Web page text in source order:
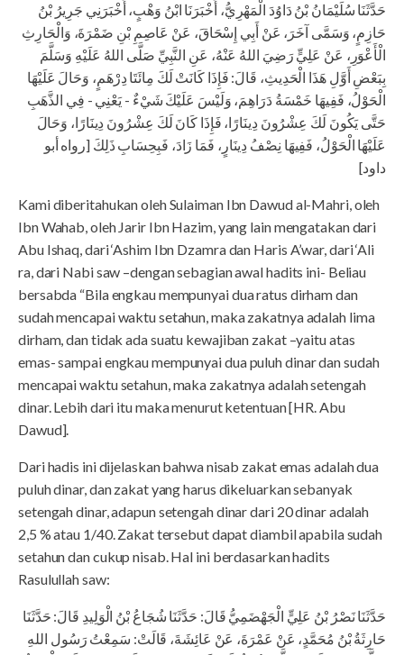
حَدَّثَنَا سُلَيْمَانُ بْنُ دَاوُدَ الْمَهْرِيُّ، أَخْبَرَنَا ابْنُ وَهْبٍ، أَخْبَرَنِي جَرِيرُ بْنُ
حَازِمٍ، وَسَمَّى آخَرَ، عَنْ أَبِي إِسْحَاقَ، عَنْ عَاصِمِ بْنِ ضَمْرَةَ، وَالْحَارِثِ
الْأَعْوَرِ، عَنْ عَلِيٍّ رَضِيَ اللهُ عَنْهُ، عَنِ النَّبِيِّ صَلَّى اللهُ عَلَيْهِ وَسَلَّمَ
بِبَعْضِ أَوَّلِ هَذَا الْحَدِيثِ، قَالَ: فَإِذَا كَانَتْ لَكَ مِائَتَا دِرْهَمٍ، وَحَالَ عَلَيْهَا
الْحَوْلُ، فَفِيهَا خَمْسَةُ دَرَاهِمَ، وَلَيْسَ عَلَيْكَ شَيْءٌ - يَعْنِي - فِي الذَّهَبِ
حَتَّى يَكُونَ لَكَ عِشْرُونَ دِينَارًا، فَإِذَا كَانَ لَكَ عِشْرُونَ دِينَارًا، وَحَالَ
عَلَيْهَا الْحَوْلُ، فَفِيهَا نِصْفُ دِينَارٍ، فَمَا زَادَ، فَبِحِسَابِ ذَلِكَ [رواه أبو
داود]
Kami diberitahukan oleh Sulaiman Ibn Dawud al-Mahri, oleh
Ibn Wahab, oleh Jarir Ibn Hazim, yang lain mengatakan dari
Abu Ishaq, dari ‘Ashim Ibn Dzamra dan Haris A’war, dari ‘Ali
ra, dari Nabi saw –dengan sebagian awal hadits ini- Beliau
bersabda “Bila engkau mempunyai dua ratus dirham dan
sudah mencapai waktu setahun, maka zakatnya adalah lima
dirham, dan tidak ada suatu kewajiban zakat –yaitu atas
emas- sampai engkau mempunyai dua puluh dinar dan sudah
mencapai waktu setahun, maka zakatnya adalah setengah
dinar. Lebih dari itu maka menurut ketentuan [HR. Abu
Dawud].
Dari hadis ini dijelaskan bahwa nisab zakat emas adalah dua
puluh dinar, dan zakat yang harus dikeluarkan sebanyak
setengah dinar, adapun setengah dinar dari 20 dinar adalah
2,5 % atau 1/40. Zakat tersebut dapat diambil apabila sudah
setahun dan cukup nisab. Hal ini berdasarkan hadits
Rasulullah saw:
حَدَّثَنَا نَصْرُ بْنُ عَلِيٍّ الْجَهْضَمِيُّ قَالَ: حَدَّثَنَا شُجَاعُ بْنُ الْوَلِيدِ قَالَ: حَدَّثَنَا
حَارِثَةُ بْنُ مُحَمَّدٍ، عَنْ عَمْرَةَ، عَنْ عَائِشَةَ، قَالَتْ: سَمِعْتُ رَسُول اللهِ